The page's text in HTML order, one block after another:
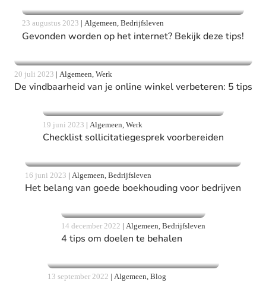
23 augustus 2023 | Algemeen, Bedrijfsleven
Gevonden worden op het internet? Bekijk deze tips!
20 juli 2023 | Algemeen, Werk
De vindbaarheid van je online winkel verbeteren: 5 tips
19 juni 2023 | Algemeen, Werk
Checklist sollicitatiegesprek voorbereiden
16 juni 2023 | Algemeen, Bedrijfsleven
Het belang van goede boekhouding voor bedrijven
14 december 2022 | Algemeen, Bedrijfsleven
4 tips om doelen te behalen
13 september 2022 | Algemeen, Blog